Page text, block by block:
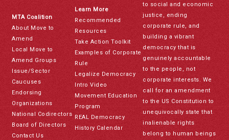
MTA Coalition
About Move to
Amend
Local Move to
Amend Groups
Issue/Sector
Caucuses
Endorsing
Organizations
National Codirectors
Board of Directors
Contact Us
Learn More
Recommended
Resources
Take Action Toolkit
Examples of Corporate
Rule
Legalize Democracy
Intro Video
Movement Education
Program
REAL Democracy
History Calendar
to social and economic
justice, ending
corporate rule, and
building a vibrant
democracy that is
genuinely accountable
to the people, not
corporate interests. We
call for an amendment
to the US Constitution to
unequivocally state that
inalienable rights
belong to human beings